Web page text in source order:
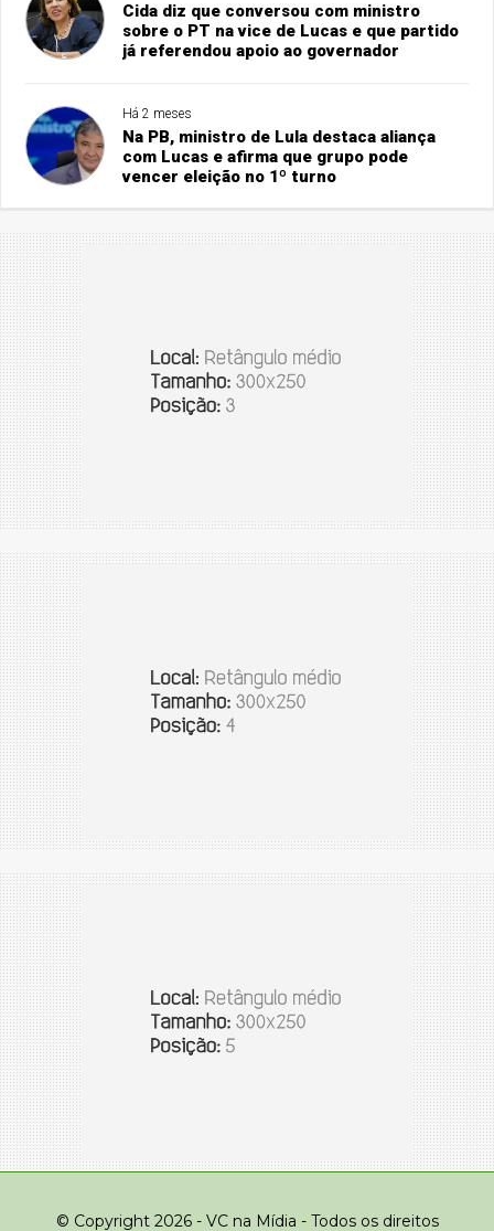
Cida diz que conversou com ministro
sobre o PT na vice de Lucas e que partido
já referendou apoio ao governador
Há 2 meses
Na PB, ministro de Lula destaca aliança
com Lucas e afirma que grupo pode
vencer eleição no 1º turno
© Copyright 2026 - VC na Mídia - Todos os direitos